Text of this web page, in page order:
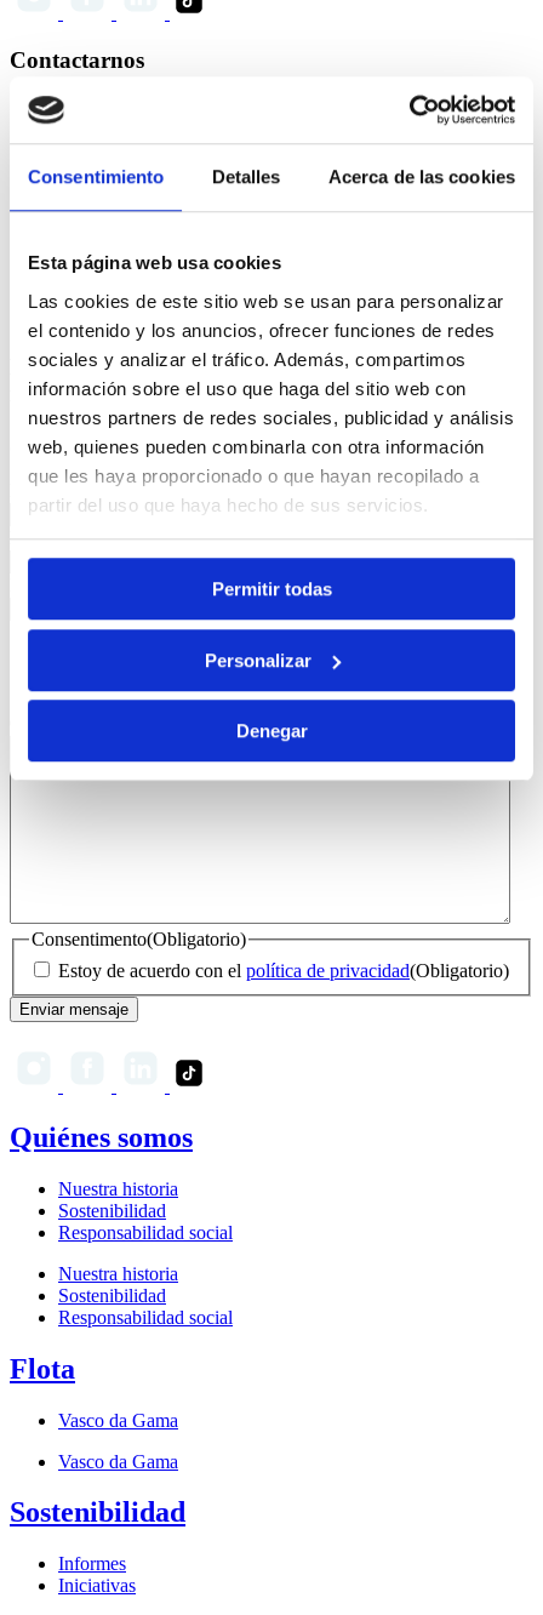
Consentimiento Detalles Acerca de las cookies
Esta página web usa cookies
Las cookies de este sitio web se usan para personalizar
el contenido y los anuncios, ofrecer funciones de redes
sociales y analizar el tráfico. Además, compartimos
información sobre el uso que haga del sitio web con
nuestros partners de redes sociales, publicidad y análisis
web, quienes pueden combinarla con otra información
que les haya proporcionado o que hayan recopilado a
partir del uso que haya hecho de sus servicios.
Permitir todas
Personalizar
Denegar
Contactarnos
Rua de Miragaia 103 4050-387 Porto, Portugal
Funchal, Madeira, Portugal
info@mysticocean.de
+351 223 402 500
Póngase en contacto con nosotros para obtener más
información.
Juntos, navegamos hacia nuevos horizontes.
Name (Obligatorio)
E-mail(Obligatorio)
Subject(Obligatorio)
Alquiler de barcos
Consentimento(Obligatorio)
Estoy de acuerdo con el política de privacidad(Obligatorio)
Quiénes somos
Nuestra historia
Sostenibilidad
Responsabilidad social
Nuestra historia
Sostenibilidad
Responsabilidad social
Flota
Vasco da Gama
Vasco da Gama
Sostenibilidad
Informes
Iniciativas